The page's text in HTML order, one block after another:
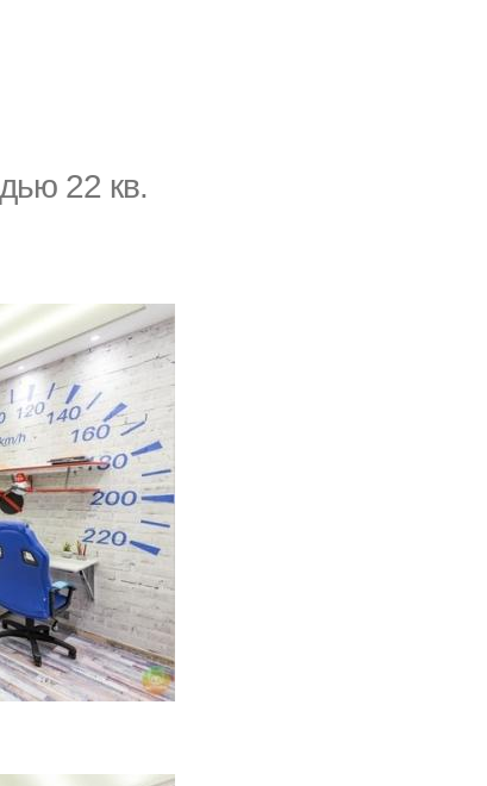
22 кв.